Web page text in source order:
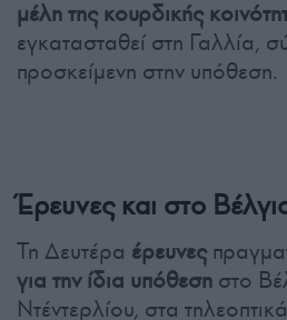
μέλη της κουρδικής
εγκατασταθεί στη Γαλλία,
προσκείμενη στην υπόθεση.
Έρευνες και στο
Τη Δευτέρα έρευνες
για την ίδια υπόθεση στο
Ντέντερλίου, στα